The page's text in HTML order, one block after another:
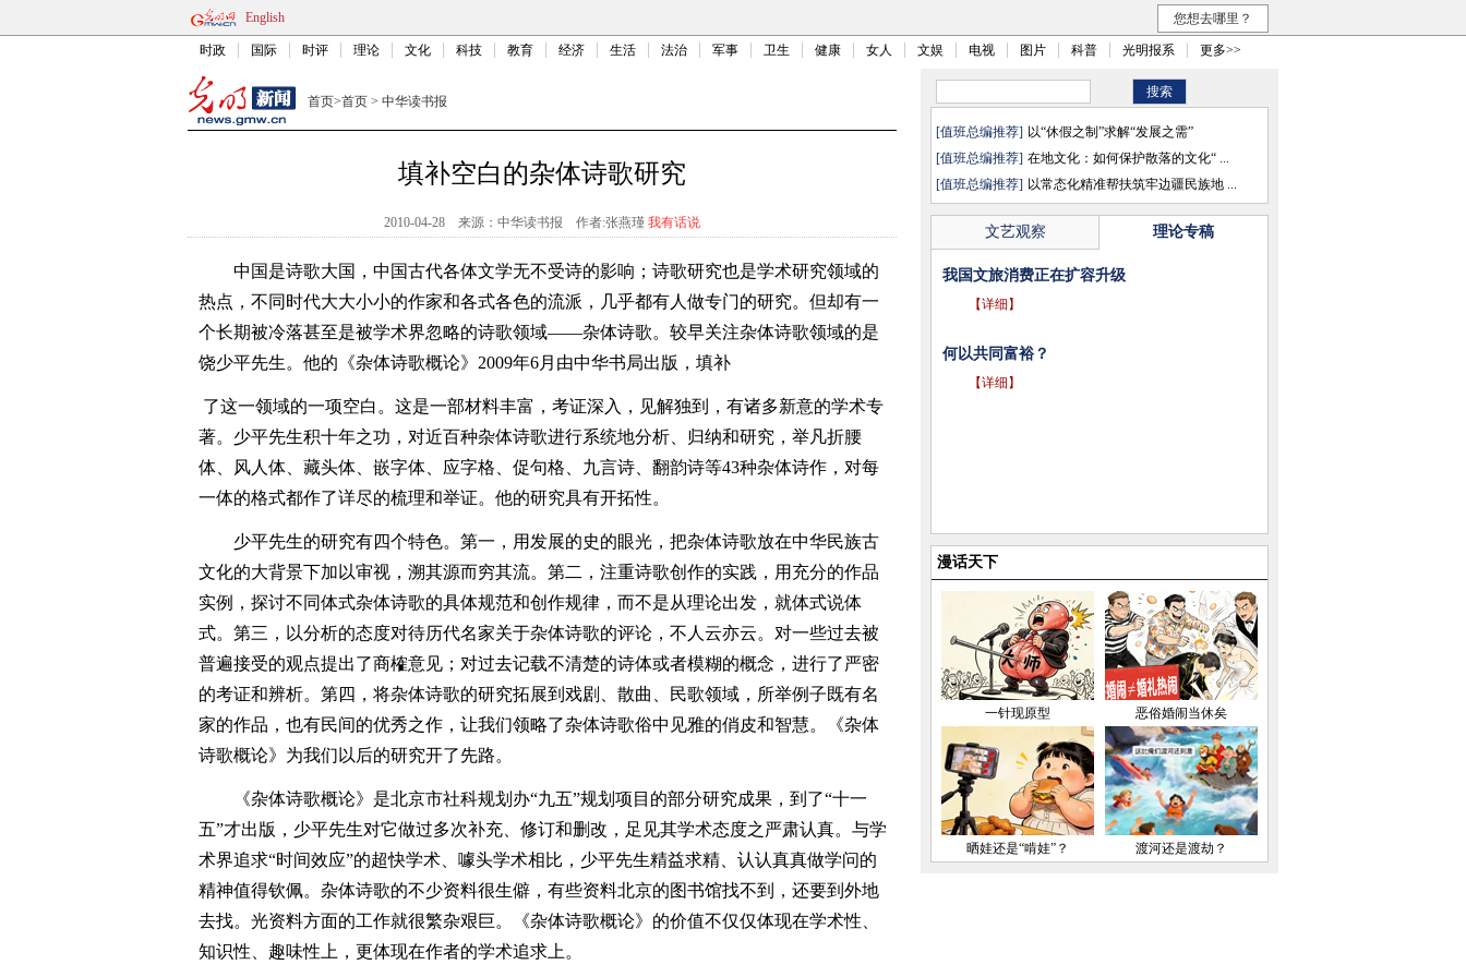
English 您想去哪里？
时政 国际 时评 理论 文化 科技 教育 经济 生活 法治 军事 卫生 健康 女人 文娱 电视 图片 科普 光明报系 更多>>
首页>首页 > 中华读书报
填补空白的杂体诗歌研究
2010-04-28 来源：中华读书报 作者:张燕瑾 我有话说
中国是诗歌大国，中国古代各体文学无不受诗的影响；诗歌研究也是学术研究领域的
热点，不同时代大大小小的作家和各式各色的流派，几乎都有人做专门的研究。但却有一
个长期被冷落甚至是被学术界忽略的诗歌领域――杂体诗歌。较早关注杂体诗歌领域的是
饶少平先生。他的《杂体诗歌概论》2009年6月由中华书局出版，填补
了这一领域的一项空白。这是一部材料丰富，考证深入，见解独到，有诸多新意的学术专
著。少平先生积十年之功，对近百种杂体诗歌进行系统地分析、归纳和研究，举凡折腰
体、风人体、藏头体、嵌字体、应字格、促句格、九言诗、翻韵诗等43种杂体诗作，对每
一体的格式都作了详尽的梳理和举证。他的研究具有开拓性。
少平先生的研究有四个特色。第一，用发展的史的眼光，把杂体诗歌放在中华民族古
文化的大背景下加以审视，溯其源而穷其流。第二，注重诗歌创作的实践，用充分的作品
实例，探讨不同体式杂体诗歌的具体规范和创作规律，而不是从理论出发，就体式说体
式。第三，以分析的态度对待历代名家关于杂体诗歌的评论，不人云亦云。对一些过去被
普遍接受的观点提出了商榷意见；对过去记载不清楚的诗体或者模糊的概念，进行了严密
的考证和辨析。第四，将杂体诗歌的研究拓展到戏剧、散曲、民歌领域，所举例子既有名
家的作品，也有民间的优秀之作，让我们领略了杂体诗歌俗中见雅的俏皮和智慧。《杂体
诗歌概论》为我们以后的研究开了先路。
《杂体诗歌概论》是北京市社科规划办“九五”规划项目的部分研究成果，到了“十一
五”才出版，少平先生对它做过多次补充、修订和删改，足见其学术态度之严肃认真。与学
术界追求“时间效应”的超快学术、噱头学术相比，少平先生精益求精、认认真真做学问的
精神值得钦佩。杂体诗歌的不少资料很生僻，有些资料北京的图书馆找不到，还要到外地
去找。光资料方面的工作就很繁杂艰巨。《杂体诗歌概论》的价值不仅仅体现在学术性、
知识性、趣味性上，更体现在作者的学术追求上。
[值班总编推荐] 以“休假之制”求解“发展之需”
[值班总编推荐] 在地文化：如何保护散落的文化“ ...
[值班总编推荐] 以常态化精准帮扶筑牢边疆民族地 ...
文艺观察 理论专稿
我国文旅消费正在扩容升级
【详细】
何以共同富裕？
【详细】
漫话天下
一针现原型 恶俗婚闹当休矣
晒娃还是“啃娃”？ 渡河还是渡劫？